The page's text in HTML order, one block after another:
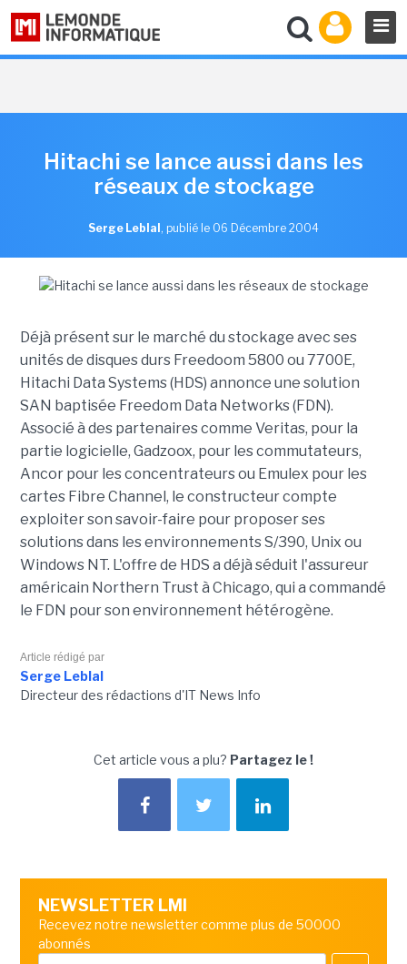
Hitachi se lance aussi dans les
réseaux de stockage
Serge Leblal , publié le 06 Décembre 2004
Déjà présent sur le marché du stockage avec ses
unités de disques durs Freedoom 5800 ou 7700E,
Hitachi Data Systems (HDS) annonce une solution
SAN baptisée Freedom Data Networks (FDN).
Associé à des partenaires comme Veritas, pour la
partie logicielle, Gadzoox, pour les commutateurs,
Ancor pour les concentrateurs ou Emulex pour les
cartes Fibre Channel, le constructeur compte
exploiter son savoir-faire pour proposer ses
solutions dans les environnements S/390, Unix ou
Windows NT. L'offre de HDS a déjà séduit l'assureur
américain Northern Trust à Chicago, qui a commandé
le FDN pour son environnement hétérogène.
Article rédigé par
Serge Leblal
Directeur des rédactions d'IT News Info
Cet article vous a plu? Partagez le !
NEWSLETTER LMI
Recevez notre newsletter comme plus de 50000
abonnés